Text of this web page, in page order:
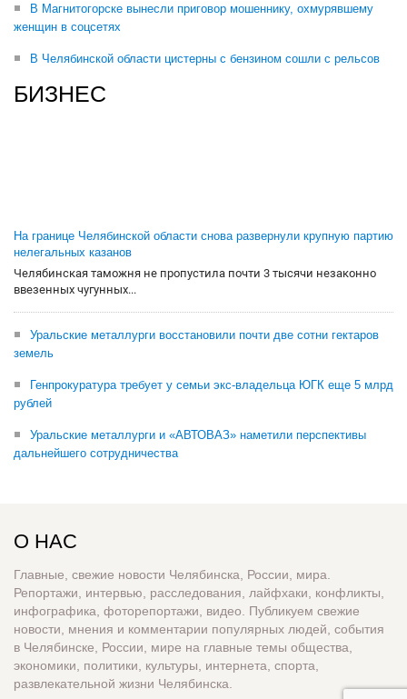
В Магнитогорске вынесли приговор мошеннику, охмурявшему
женщин в соцсетях
В Челябинской области цистерны с бензином сошли с рельсов
БИЗНЕС
На границе Челябинской области снова развернули крупную партию
нелегальных казанов
Челябинская таможня не пропустила почти 3 тысячи незаконно
ввезенных чугунных...
Уральские металлурги восстановили почти две сотни гектаров
земель
Генпрокуратура требует у семьи экс-владельца ЮГК еще 5 млрд
рублей
Уральские металлурги и «АВТОВАЗ» наметили перспективы
дальнейшего сотрудничества
О НАС
Главные, свежие новости Челябинска, России, мира.
Репортажи, интервью, расследования, лайфхаки, конфликты,
инфографика, фоторепортажи, видео. Публикуем свежие
новости, мнения и комментарии популярных людей, события
в Челябинске, России, мире на главные темы общества,
экономики, политики, культуры, интернета, спорта,
развлекательной жизни Челябинска.